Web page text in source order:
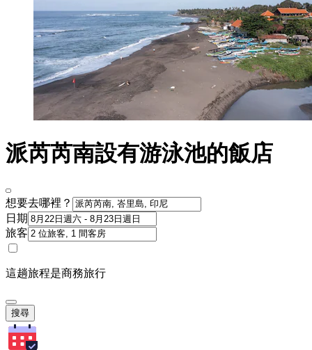
派芮芮南設有游泳池的飯店
想要去哪裡？
日期
旅客
這趟旅程是商務旅行
搜尋